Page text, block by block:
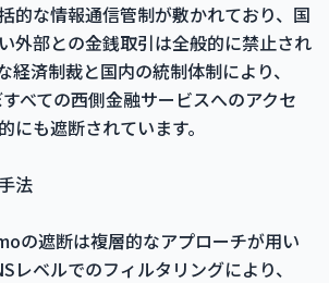
的な情報通信管制が敷かれており、国
外部との金銭取引は全般的に禁止され
経済制裁と国内の統制体制により、
べての西側金融サービスへのアクセ
にも遮断されています。
法
の遮断は複層的なアプローチが用い
レベルでのフィルタリングにより、